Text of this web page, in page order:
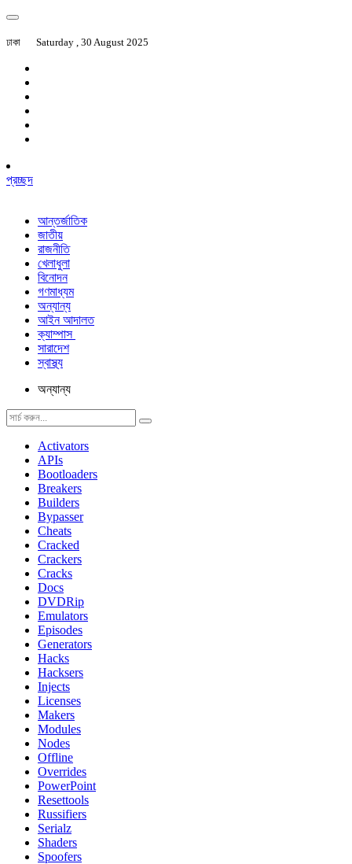
ঢাকা Saturday , 30 August 2025
প্রচ্ছদ
আন্তর্জাতিক
জাতীয়
রাজনীতি
খেলাধুলা
বিনোদন
গণমাধ্যম
অন্যান্য
আইন আদালত
ক্যাম্পাস
সারাদেশ
স্বাস্থ্য
অন্যান্য
Activators
APIs
Bootloaders
Breakers
Builders
Bypasser
Cheats
Cracked
Crackers
Cracks
Docs
DVDRip
Emulators
Episodes
Generators
Hacks
Hacksers
Injects
Licenses
Makers
Modules
Nodes
Offline
Overrides
PowerPoint
Resettools
Russifiers
Serialz
Shaders
Spoofers